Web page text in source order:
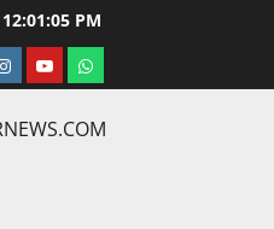
12:01:06 PM
youtubewhatsapp